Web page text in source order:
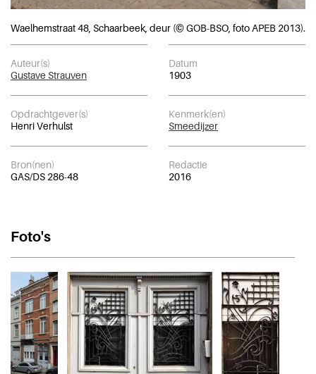
Waelhemstraat 48, Schaarbeek, deur (© GOB-BSO, foto APEB 2013).
Auteur(s)
Gustave Strauven
Datum
1903
Opdrachtgever(s)
Henri Verhulst
Kenmerk(en)
Smeedijzer
Bron(nen)
GAS/DS 286-48
Redactie
2016
Foto's